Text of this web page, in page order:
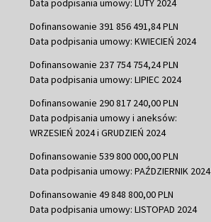
Data podpisania umowy: LUTY 2024
Dofinansowanie 391 856 491,84 PLN
Data podpisania umowy: KWIECIEŃ 2024
Dofinansowanie 237 754 754,24 PLN
Data podpisania umowy: LIPIEC 2024
Dofinansowanie 290 817 240,00 PLN
Data podpisania umowy i aneksów:
WRZESIEŃ 2024 i GRUDZIEŃ 2024
Dofinansowanie 539 800 000,00 PLN
Data podpisania umowy: PAŹDZIERNIK 2024
Dofinansowanie 49 848 800,00 PLN
Data podpisania umowy: LISTOPAD 2024